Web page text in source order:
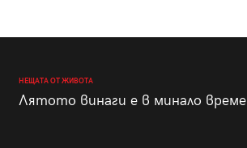
НЕЩАТА ОТ ЖИВОТА
Лятото винаги е в минало време